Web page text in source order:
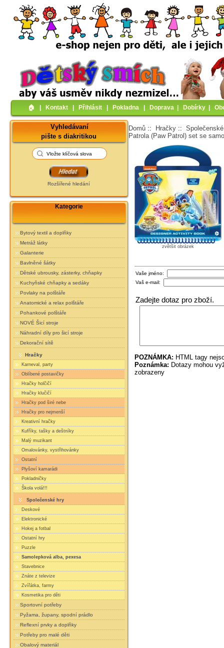
🏠︎ Kontakt Přihlásit Pokladna Doprava Dobírky
Vyhledávaní
pište s diakritikou
Rozšířené hledání
Kategorie
Bytový textil a doplňky
Metráž látky
Galanterie
Bavlněné šátky
Dětské ubrousky, zásterky, chňapky
Kuchyňské chňapky a sedáky
Povlaky na polštáře
Anatomické a relax polštáře
Pohankové polštáře
NOVÉ Šicí stroje
Náhradní díly pro šicí stroje
Dekorační sítě
Hračky
Karneval, party
Oblíbené postavičky
Hračky holčičí
Hračky klučičí
Hračky pod širé nebe
Hračky pro nejmenší
Kreativní hračky
Kufříky, tašky a deštníky
Malý muzikant
Omalovánky, vystřihovánky
Ostatní
Plyšoví kamarádi
Pokladničky
Škola volá!!!
Společenské hry
Deskové
Elektronické
Hokej a fotbal
Ostatní hry
Puzzle
Samolepková alba, pexesa
Stavebnice
Znáte z televize
Zvířátka, farmy
Kosmetika pro děti
Sportovní potřeby
Pyžama, župany, spodní prádlo
Reflexní prvky a doplňky
Potřeby pro malé děti
Obalový materiál
Domů :: Hračky ::
Patrola (Paw Patrol) set se
zvětšit obrázek
Vaše jméno:
Vaš e-mail:
Zadejte dotaz pro zboží.
POZNÁMKA: HTML tagy
Poznámka: Dotazy mohou
zobrazeny